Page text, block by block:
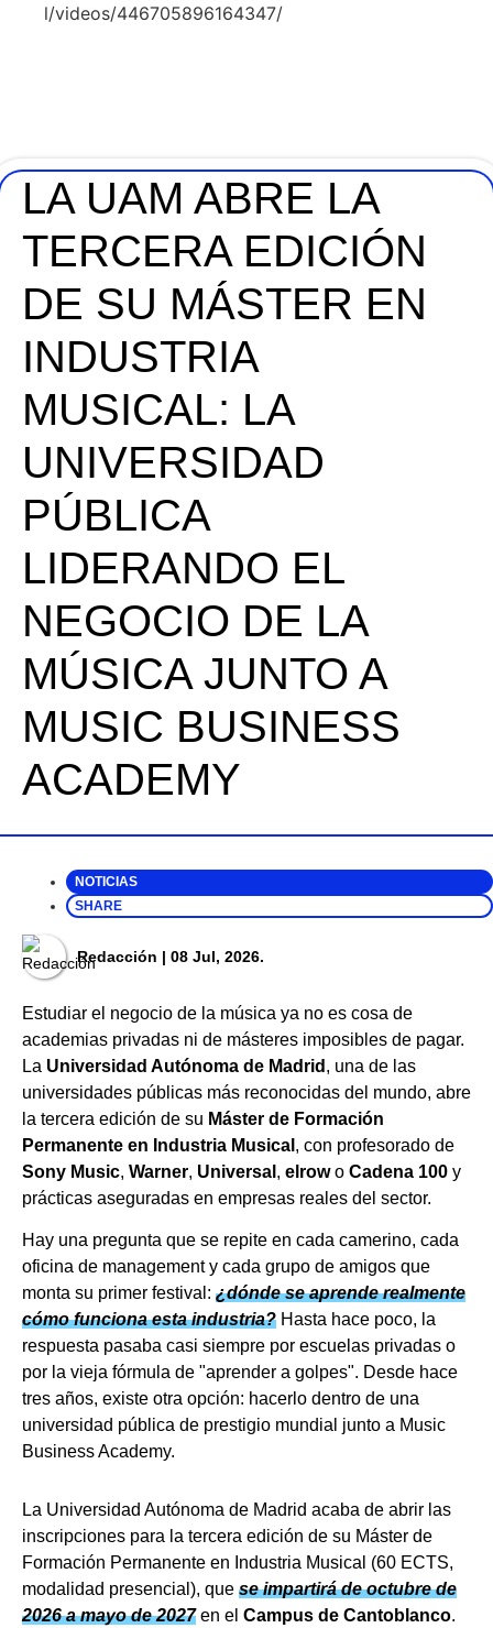
l/videos/446705896164347/
LA UAM ABRE LA
TERCERA EDICIÓN
DE SU MÁSTER EN
INDUSTRIA
MUSICAL: LA
UNIVERSIDAD
PÚBLICA
LIDERANDO EL
NEGOCIO DE LA
MÚSICA JUNTO A
MUSIC BUSINESS
ACADEMY
NOTICIAS
SHARE
Redacción | 08 Jul, 2026.
Estudiar el negocio de la música ya no es cosa de
academias privadas ni de másteres imposibles de pagar.
La Universidad Autónoma de Madrid , una de las
universidades públicas más reconocidas del mundo, abre
la tercera edición de su Máster de Formación
Permanente en Industria Musical , con profesorado de
Sony Music, Warner, Universal , elrowo Cadena 100 y
prácticas aseguradas en empresas reales del sector.
Hay una pregunta que se repite en cada camerino, cada
oficina de management y cada grupo de amigos que
monta su primer festival: ¿dónde se aprende realmente
cómo funciona esta industria? Hasta hace poco, la
respuesta pasaba casi siempre por escuelas privadas o
por la vieja fórmula de "aprender a golpes". Desde hace
tres años, existe otra opción: hacerlo dentro de una
universidad pública de prestigio mundial junto a Music
Business Academy.
La Universidad Autónoma de Madrid acaba de abrir las
inscripciones para la tercera edición de su Máster de
Formación Permanente en Industria Musical (60 ECTS,
modalidad presencial), que se impartirá de octubre de
2026 a mayo de 2027en el Campus de Cantoblanco.